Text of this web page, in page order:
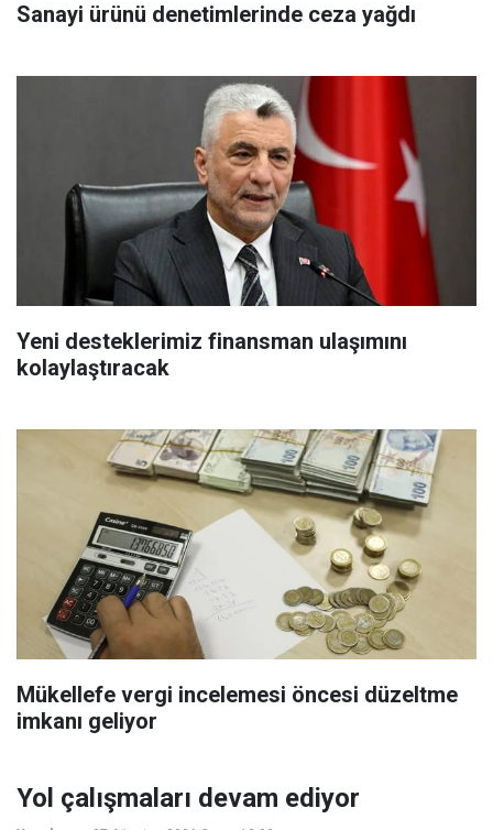
Sanayi ürünü denetimlerinde ceza yağdı
Yeni desteklerimiz finansman ulaşımını
kolaylaştıracak
Mükellefe vergi incelemesi öncesi düzeltme
imkanı geliyor
Yol çalışmaları devam ediyor